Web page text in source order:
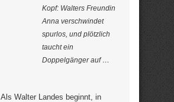
Kopf: Walters Freundin
Anna verschwindet
spurlos, und plötzlich
taucht ein
Doppelgänger auf …
Als Walter Landes beginnt, in